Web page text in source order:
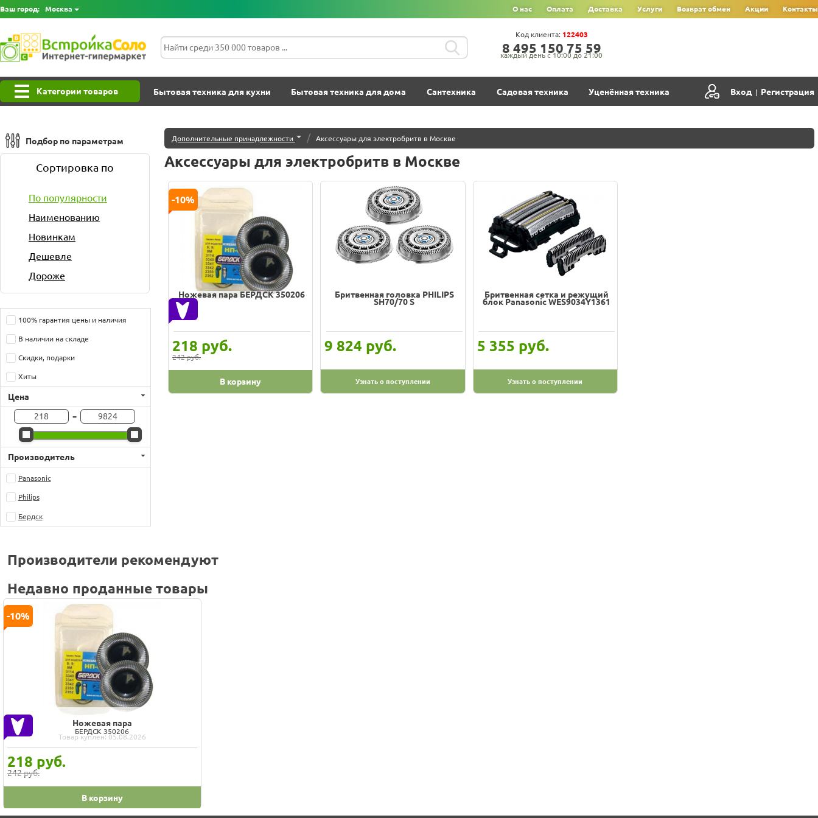
Ваш город: Москва О нас Оплата Доставка Услуги Возврат обмен Акции Контакты
8‍ 4‍9‍5‍ 1‍5‍0‍ 7‍5‍ 5‍9‍
каждый день с 10:00 до 21:00
Код клиента: 122403
Категории товаров Бытовая техника для кухни Бытовая техника для дома Сантехника Садовая техника Уценённая техника Вход | Регистрация
Подбор по параметрам
Сортировка по
По популярности
Наименованию
Новинкам
Дешевле
Дороже
100% гарантия цены и наличия
В наличии на складе
Скидки, подарки
Хиты
Цена
-
Производитель
Panasonic
Philips
Бердск
Дополнительные принадлежности / Аксессуары для электробритв в Москве
Аксессуары для электробритв в Москве
Ножевая пара БЕРДСК 350206
218 руб.
242 руб.
-10%
В корзину
Бритвенная головка PHILIPS
SH70/70 S
9 824 руб.
Узнать о поступлении
Бритвенная сетка и режущий
блок Panasonic WES9034Y1361
5 355 руб.
Узнать о поступлении
Производители рекомендуют
Недавно проданные товары
Ножевая пара
БЕРДСК 350206
Товар куплен: 05.08.2026
218 руб.
242 руб.
-10%
В корзину